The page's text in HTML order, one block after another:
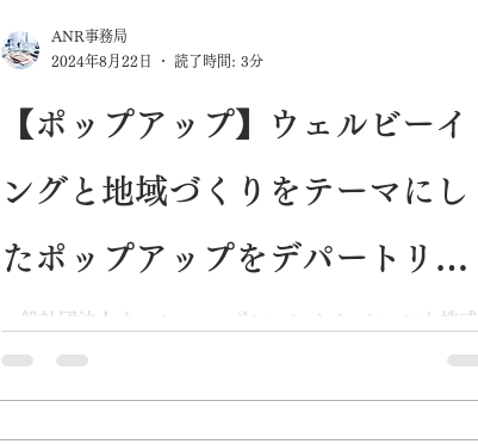
【ポップアップ】ウェルビーイ
ングと地域づくりをテーマにし
たポップアップをデパートリウ
ボウで実施！ 8/23（金）～
9/8（日）
一般社団法人オール・ニッポン・レノベーションと株式
す！ 新商品「電動バイク glafit NFR-01 Pro（100台限
ANR事務局
2024年8月22日
読了時間: 3分